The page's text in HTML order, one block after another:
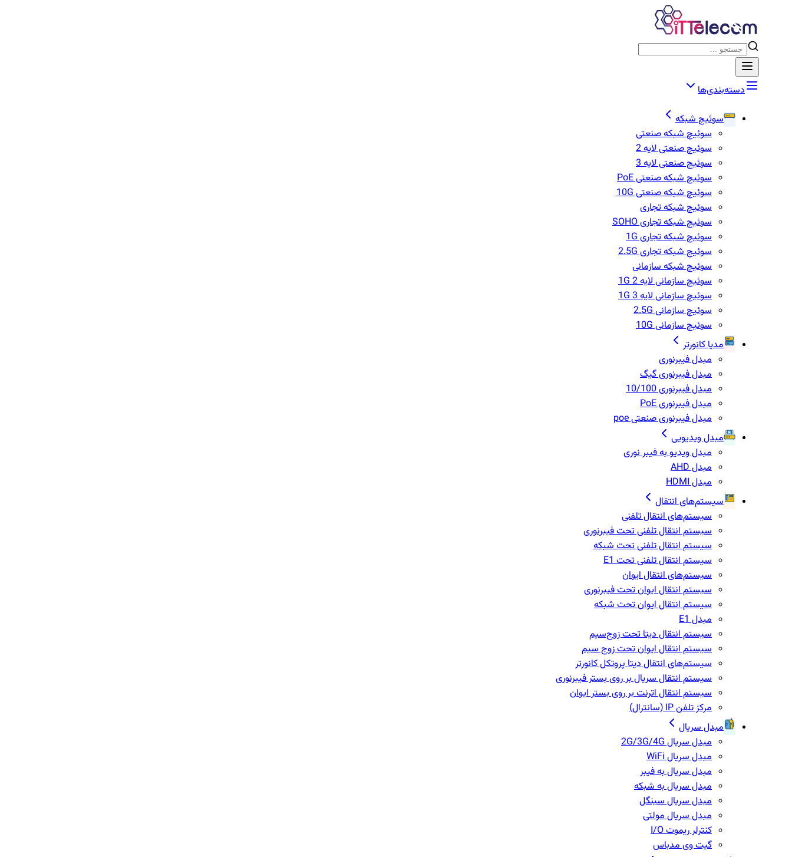
دسته‌بندی‌ها
سوئیچ شبکه
سوئیچ شبکه صنعتی
سوئیچ صنعتی لایه 2
سوئیچ صنعتی لایه 3
سوئیچ شبکه صنعتی PoE
سوئیچ شبکه صنعتی 10G
سوئیچ شبکه تجاری
سوئیچ شبکه تجاری SOHO
سوئیچ شبکه تجاری 1G
سوئیج شبکه تجاری 2.5G
سوئیچ شبکه سازمانی
سوئیچ سازمانی لایه 2 1G
سوئیچ سازمانی لایه 3 1G
سوئیچ سازمانی 2.5G
سوئیچ سازمانی 10G
مدیا کانورتر
مبدل فیبرنوری
مبدل فیبرنوری گیگ
مبدل فیبرنوری 10/100
مبدل فیبرنوری PoE
مبدل فیبرنوری صنعتی poe
مبدل ویدیویی
مبدل ویدیو به فیبر نوری
مبدل AHD
مبدل HDMI
سیستم‌های انتقال
سیستم‌های انتقال تلفنی
سیستم انتقال تلفنی تحت فیبرنوری
سیستم انتقال تلفنی تحت شبکه
سیستم انتقال تلفنی تحت E1
سیستم‌های انتقال ایوان
سیستم انتقال ایوان تحت فیبرنوری
سیستم انتقال ایوان تحت شبکه
مبدل E1
سیستم انتقال دیتا تحت زوج‌سیم
سیستم انتقال ایوان تحت زوج سیم
سیستم‌های انتقال دیتا پروتکل کانورتر
سیستم انتقال سریال بر روی بستر فیبرنوری
سیستم انتقال اترنت بر روی بستر ایوان
مرکز تلفن IP‌ (سانترال)
مبدل سریال
مبدل سریال 2G/3G/4G
مبدل سریال WiFi
مبدل سریال به فیبر
مبدل سریال به شبکه
مبدل سریال سینگل
مبدل سریال مولتی
کنترلر ریموت I/O
گیت وی مدباس